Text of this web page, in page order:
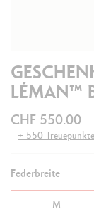
LÉMAN™
CHF 550.00
+ 550 Treuepunkte
Federbreite
M